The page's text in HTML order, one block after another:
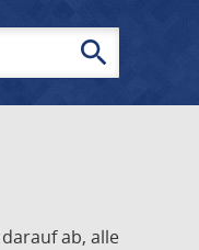
search
ab, alle